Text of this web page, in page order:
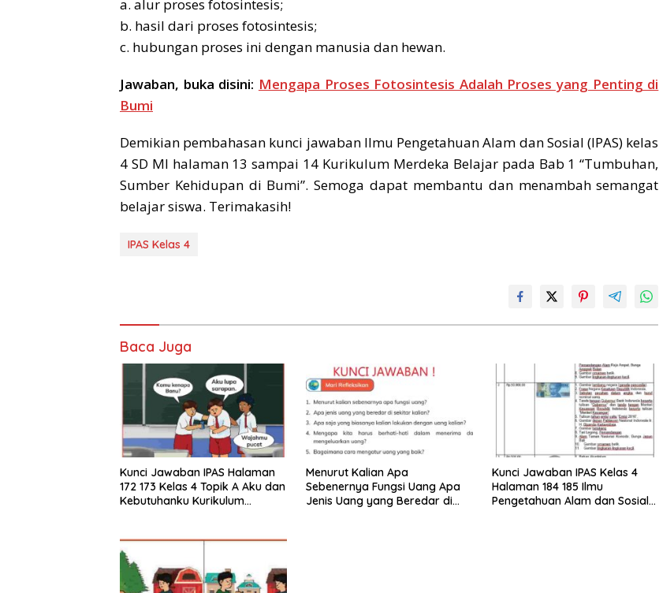
a. alur proses fotosintesis;
b. hasil dari proses fotosintesis;
c. hubungan proses ini dengan manusia dan hewan.
Jawaban, buka disini: Mengapa Proses Fotosintesis Adalah Proses yang Penting di
Bumi
Demikian pembahasan kunci jawaban Ilmu Pengetahuan Alam dan Sosial (IPAS) kelas
4 SD MI halaman 13 sampai 14 Kurikulum Merdeka Belajar pada Bab 1 “Tumbuhan,
Sumber Kehidupan di Bumi”. Semoga dapat membantu dan menambah semangat
belajar siswa. Terimakasih!
IPAS Kelas 4
Baca Juga
Kunci Jawaban IPAS Halaman
172 173 Kelas 4 Topik A Aku dan
Kebutuhanku Kurikulum
Menurut Kalian Apa
Sebenernya Fungsi Uang Apa
Jenis Uang yang Beredar di
Kunci Jawaban IPAS Kelas 4
Halaman 184 185 Ilmu
Pengetahuan Alam dan Sosial